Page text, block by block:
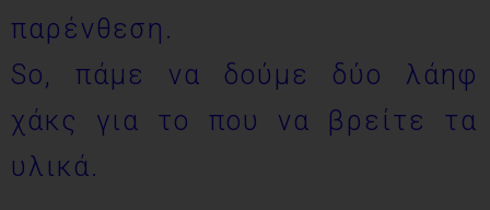
παρένθεση.
So, πάμε να δούμε δύο λάηφ
χάκς για το που να βρείτε τα
υλικά.